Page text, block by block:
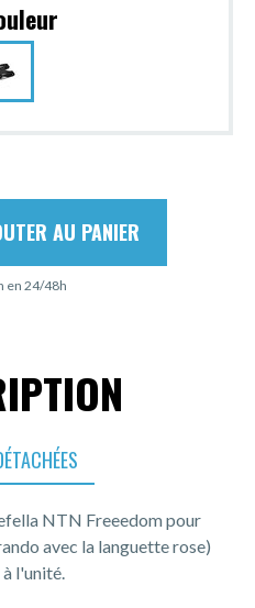
AU PANIER
en 24/48h
NTN Freeedom pour
avec la languette rose)
à l'unité.